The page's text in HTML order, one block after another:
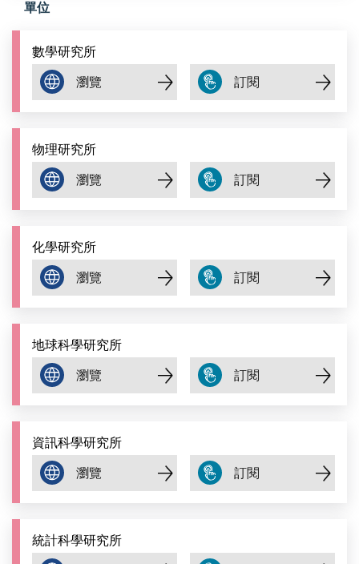
單位
數學研究所
物理研究所
化學研究所
地球科學研究所
資訊科學研究所
統計科學研究所